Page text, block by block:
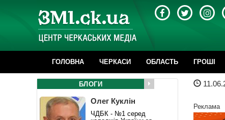
ГОЛОВНА ЧЕРКАСИ ОБЛАСТЬ ГРОШІ
Реклама
БЛОГИ
Олег Куклін
ЧДБК - №1 серед